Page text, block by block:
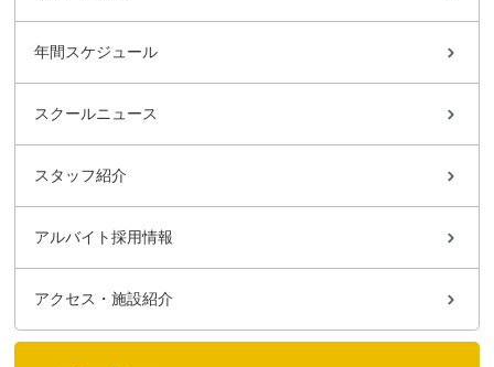
年間スケジュール
スクールニュース
スタッフ紹介
アルバイト採用情報
アクセス・施設紹介